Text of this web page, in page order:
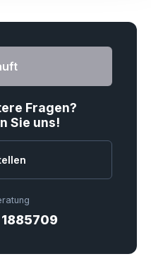
Fragen?
Sie uns!
1885709